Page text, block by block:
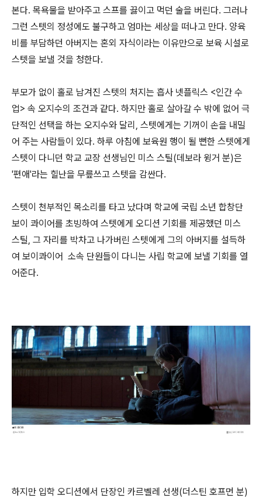
본다. 목욕물을 받아주고 스프를 끓이고 먹던 술을 버린다. 그러나
그런 스텟의 정성에도 불구하고 엄마는 세상을 떠나고 만다. 양육
비를 부담하던 아버지는 혼외 자식이라는 이유만으로 보육 시설로
스텟을 보낼 것을 청한다.
부모가 없이 홀로 남겨진 스텟의 처지는 흡사 넷플릭스 <인간 수
업> 속 오지수의 조건과 같다. 하지만 홀로 살아갈 수 밖에 없어 극
단적인 선택을 하는 오지수와 달리, 스텟에게는 기꺼이 손을 내밀
어 주는 사람들이 있다. 하루 아침에 보육원 행이 될 뻔한 스텟에게
스텟이 다니던 학교 교장 선생님인 미스 스틸(데보라 윙거 분)은
'편애'라는 힐난을 무릎쓰고 스텟을 감싼다.
스텟이 천부적인 목소리를 타고 났다며 학교에 국립 소년 합창단
보이 콰이어를 초빙하여 스텟에게 오디션 기회를 제공했던 미스
스틸, 그 자리를 박차고 나가버린 스텟에게 그의 아버지를 설득하
여 보이콰이어 소속 단원들이 다니는 사립 학교에 보낼 기회를 열
어준다.
하지만 입학 오디션에서 단장인 카르벨레 선생(더스틴 호프먼 분)